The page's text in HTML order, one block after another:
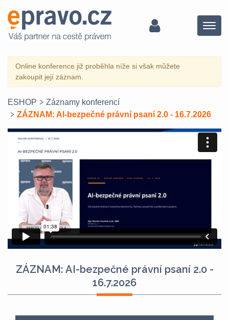
Menu
Online konference již proběhla níže si však můžete
zakoupit její záznam.
ESHOP
Záznamy konferencí
ZÁZNAM: AI-bezpečné právní psaní 2.0 - 16.7.2026
ZÁZNAM: AI-bezpečné právní psaní 2.0 -
16.7.2026